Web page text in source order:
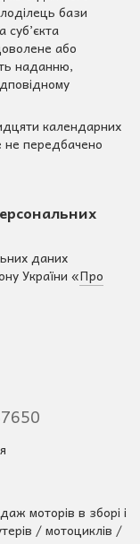
бази
або
наданню,
календарних
передбачено
даних
України «Про
моторів в зборі і
/ мотоциклів /